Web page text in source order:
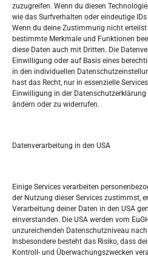
zuzugreifen. Wenn du diesen
wie das Surfverhalten oder eindeutige
Wenn du deine Zustimmung nicht
bestimmte Merkmale und Funktionen
diese Daten auch mit Dritten. Die
Einwilligung oder auf Basis eines
in den individuellen
hast das Recht, nur in essenzielle
Einwilligung in der
ändern oder zu widerrufen.
Datenverarbeitung in den USA
Einige Services verarbeiten
der Nutzung dieser Services zustimmst,
Verarbeitung deiner Daten in den USA
einverstanden. Die USA werden vom
unzureichenden Datenschutzniveau
Insbesondere besteht das Risiko, dass
Kontroll- und Überwachungszwecken
Tko je “Idemo u Svijet
Pretražite stranicu:
S
e
a
h
M D M D
3 4 5 6
10 11 12 13